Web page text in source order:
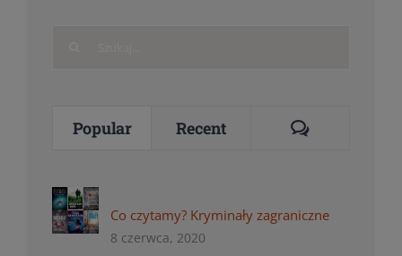
Popular Recent Comments
Co czytamy? Kryminały zagraniczne
8 czerwca, 2020